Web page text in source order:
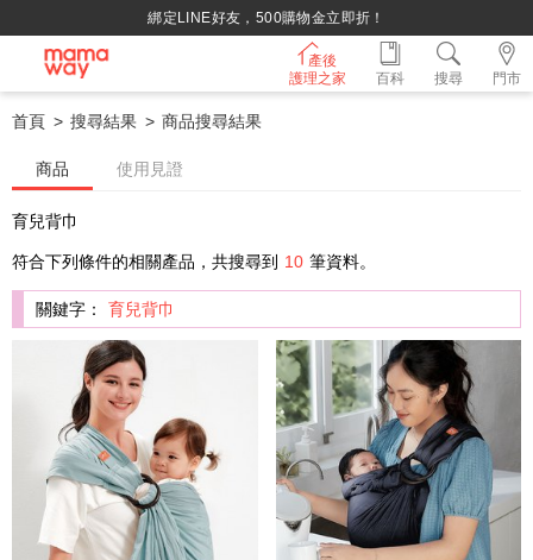
綁定LINE好友，500購物金立即折！
產後
護理之家
門市
百科 搜尋
首頁 搜尋結果 商品搜尋結果
商品 使用見證
育兒背巾
符合下列條件的相關產品，共搜尋到 10 筆資料。
關鍵字： 育兒背巾